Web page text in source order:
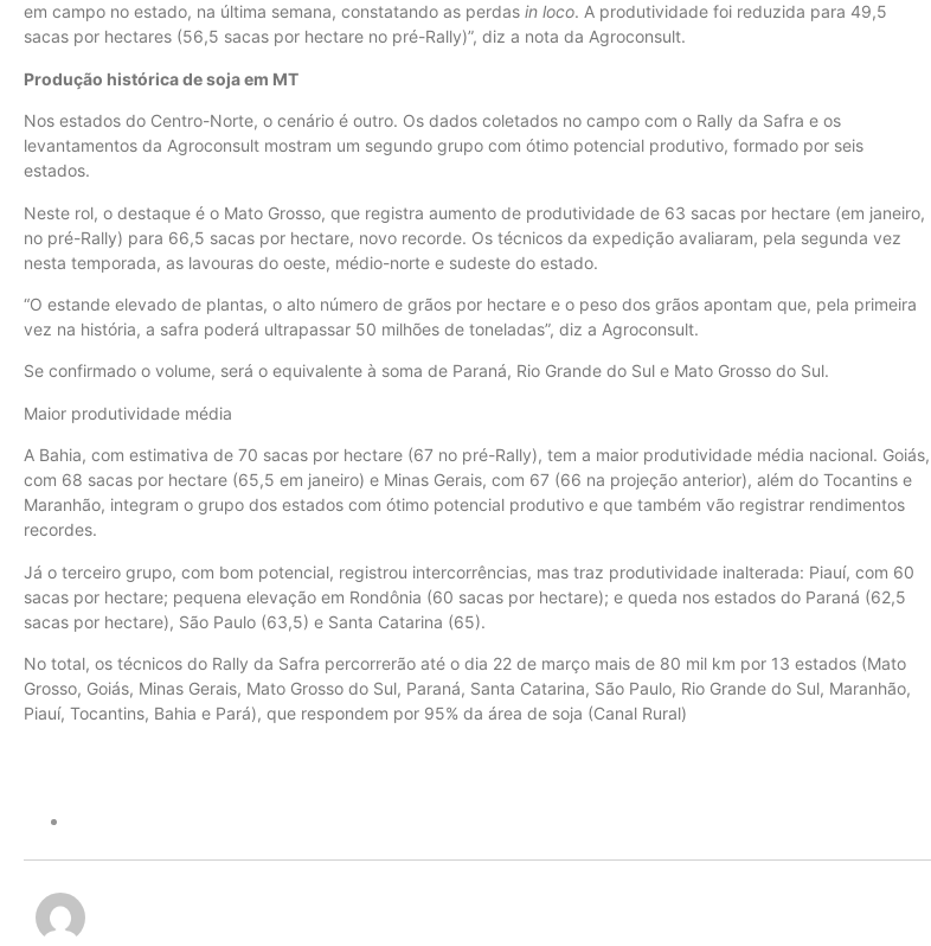
em campo no estado, na última semana, constatando as perdas in loco. A produtividade foi reduzida para 49,5
sacas por hectares (56,5 sacas por hectare no pré-Rally)”, diz a nota da Agroconsult.
Produção histórica de soja em MT
Nos estados do Centro-Norte, o cenário é outro. Os dados coletados no campo com o Rally da Safra e os
levantamentos da Agroconsult mostram um segundo grupo com ótimo potencial produtivo, formado por seis
estados.
Neste rol, o destaque é o Mato Grosso, que registra aumento de produtividade de 63 sacas por hectare (em janeiro,
no pré-Rally) para 66,5 sacas por hectare, novo recorde. Os técnicos da expedição avaliaram, pela segunda vez
nesta temporada, as lavouras do oeste, médio-norte e sudeste do estado.
“O estande elevado de plantas, o alto número de grãos por hectare e o peso dos grãos apontam que, pela primeira
vez na história, a safra poderá ultrapassar 50 milhões de toneladas”, diz a Agroconsult.
Se confirmado o volume, será o equivalente à soma de Paraná, Rio Grande do Sul e Mato Grosso do Sul.
Maior produtividade média
A Bahia, com estimativa de 70 sacas por hectare (67 no pré-Rally), tem a maior produtividade média nacional. Goiás,
com 68 sacas por hectare (65,5 em janeiro) e Minas Gerais, com 67 (66 na projeção anterior), além do Tocantins e
Maranhão, integram o grupo dos estados com ótimo potencial produtivo e que também vão registrar rendimentos
recordes.
Já o terceiro grupo, com bom potencial, registrou intercorrências, mas traz produtividade inalterada: Piauí, com 60
sacas por hectare; pequena elevação em Rondônia (60 sacas por hectare); e queda nos estados do Paraná (62,5
sacas por hectare), São Paulo (63,5) e Santa Catarina (65).
No total, os técnicos do Rally da Safra percorrerão até o dia 22 de março mais de 80 mil km por 13 estados (Mato
Grosso, Goiás, Minas Gerais, Mato Grosso do Sul, Paraná, Santa Catarina, São Paulo, Rio Grande do Sul, Maranhão,
Piauí, Tocantins, Bahia e Pará), que respondem por 95% da área de soja (Canal Rural)